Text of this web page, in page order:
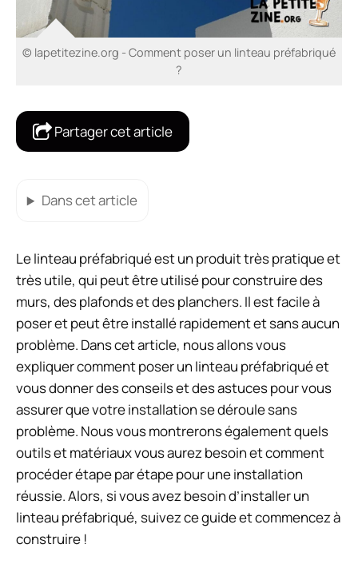
© lapetitezine.org - Comment poser un linteau préfabriqué
?
Partager cet article
Dans cet article
Le linteau préfabriqué est un produit très pratique et
très utile, qui peut être utilisé pour construire des
murs, des plafonds et des planchers. Il est facile à
poser et peut être installé rapidement et sans aucun
problème. Dans cet article, nous allons vous
expliquer comment poser un linteau préfabriqué et
vous donner des conseils et des astuces pour vous
assurer que votre installation se déroule sans
problème. Nous vous montrerons également quels
outils et matériaux vous aurez besoin et comment
procéder étape par étape pour une installation
réussie. Alors, si vous avez besoin d’installer un
linteau préfabriqué, suivez ce guide et commencez à
construire !